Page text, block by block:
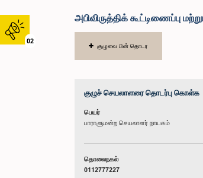
02
அபிவிருத்திக் கூட்டிணைப்பு
குழுவை பின் தொடர
குழுச் செயலாளரை தொடர்பு கொள்க
பெயர்
பாராளுமன்ற செயலாளர் நாயகம்
தொலைநகல்
0112777227